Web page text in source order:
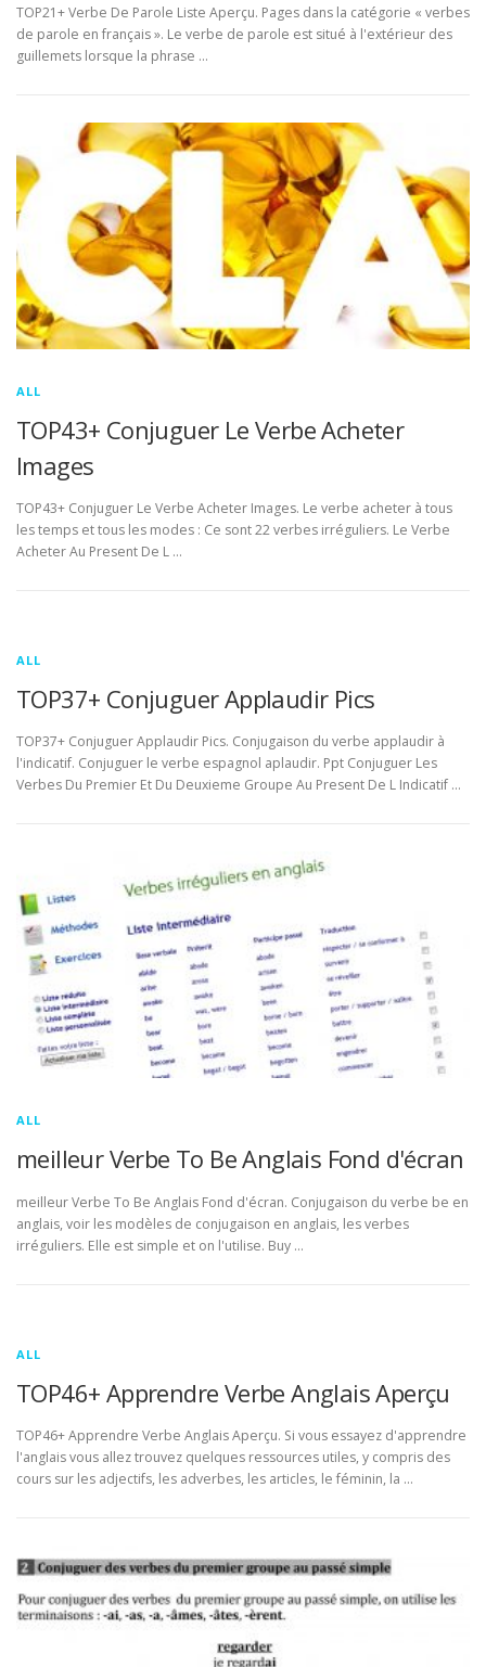
TOP21+ Verbe De Parole Liste Aperçu. Pages dans la catégorie « verbes
de parole en français ». Le verbe de parole est situé à l'extérieur des
guillemets lorsque la phrase …
ALL
TOP43+ Conjuguer Le Verbe Acheter
Images
TOP43+ Conjuguer Le Verbe Acheter Images. Le verbe acheter à tous
les temps et tous les modes : Ce sont 22 verbes irréguliers. Le Verbe
Acheter Au Present De L …
ALL
TOP37+ Conjuguer Applaudir Pics
TOP37+ Conjuguer Applaudir Pics. Conjugaison du verbe applaudir à
l'indicatif. Conjuguer le verbe espagnol aplaudir. Ppt Conjuguer Les
Verbes Du Premier Et Du Deuxieme Groupe Au Present De L Indicatif …
ALL
meilleur Verbe To Be Anglais Fond d'écran
meilleur Verbe To Be Anglais Fond d'écran. Conjugaison du verbe be en
anglais, voir les modèles de conjugaison en anglais, les verbes
irréguliers. Elle est simple et on l'utilise. Buy …
ALL
TOP46+ Apprendre Verbe Anglais Aperçu
TOP46+ Apprendre Verbe Anglais Aperçu. Si vous essayez d'apprendre
l'anglais vous allez trouvez quelques ressources utiles, y compris des
cours sur les adjectifs, les adverbes, les articles, le féminin, la …